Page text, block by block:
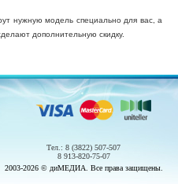
нужную модель специально для вас, а
дополнительную скидку.
Тел.: 8 (3822) 507-507
8 913-820-75-07
2003-2026 © диМЕДИА. Все права защищены.